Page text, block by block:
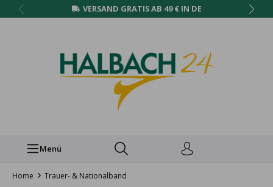
VERSAND GRATIS AB 49 € IN DE
Menü
Home Trauer- & Nationalband